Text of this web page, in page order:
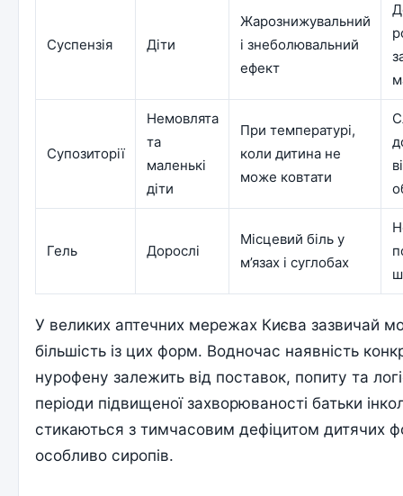
Суспензія Діти
Жарознижувальний
і знеболювальний
ефект
Супозиторії
Немовлята
та
маленькі
діти
При температурі,
коли дитина не
може ковтати
Гель Дорослі
Місцевий біль у
м’язах і суглобах
У великих аптечних мережах Києва зазвичай
більшість із цих форм. Водночас наявність
нурофену залежить від поставок, попиту та
періоди підвищеної захворюваності батьки
стикаються з тимчасовим дефіцитом дитячих
особливо сиропів.